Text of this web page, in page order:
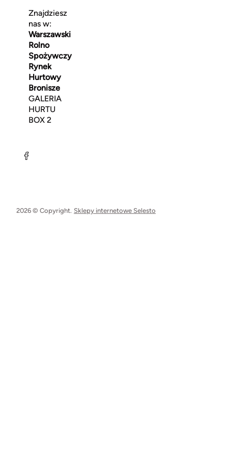
Znajdziesz
nas w:
Warszawski
Rolno
Spożywczy
Rynek
Hurtowy
Bronisze
GALERIA
HURTU
BOX 2
2026 © Copyright. Sklepy internetowe Selesto